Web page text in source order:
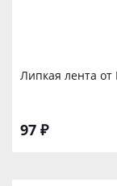
Липкая лента от
97 ₽